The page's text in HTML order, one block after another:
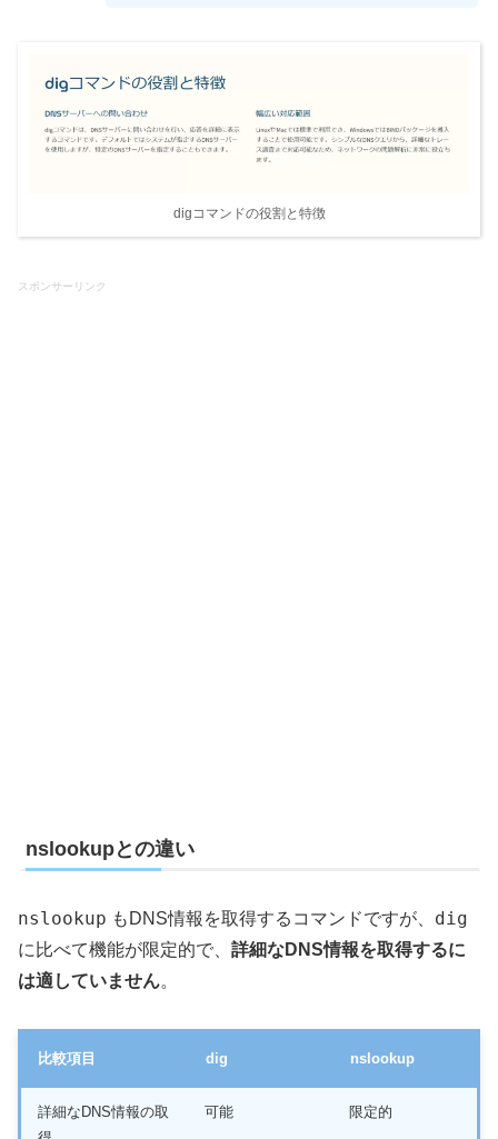
digコマンドの役割と特徴
スポンサーリンク
nslookupとの違い
nslookup もDNS情報を取得するコマンドですが、 dig
に比べて機能が限定的で、 詳細なDNS情報を取得するに
は適していません。
比較項目 dig nslookup
詳細なDNS情報の取
可能 限定的